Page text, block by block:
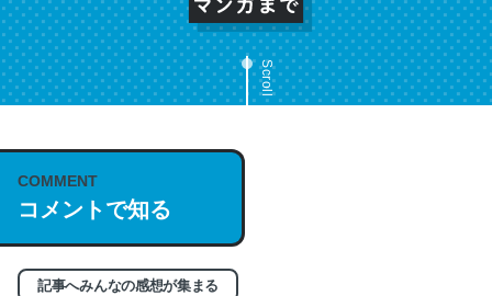
Scroll
COMMENT
コメントで知る
記事へみんなの感想が集まる
これは名文。彼はとてもクレバーなんだろうなと凄く思
う。英語少しでも読める人は原文もお勧め。自分はこの流
れ好き。Let’s Fucking Go. Then Covid hit. Shit.